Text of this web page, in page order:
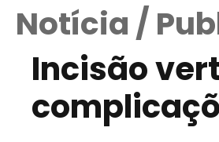
Notícia /
Incisão